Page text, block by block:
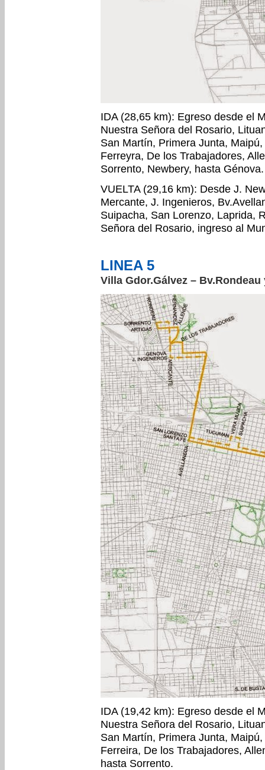
IDA (28,65 km): Egreso desde el
Nuestra Señora del Rosario,
San Martín, Primera Junta,
Ferreyra, De los Trabajadores,
Sorrento, Newbery, hasta Génova.
VUELTA (29,16 km): Desde J.
Mercante, J. Ingenieros,
Suipacha, San Lorenzo, Laprida,
Señora del Rosario, ingreso al
LINEA 5
Villa Gdor.Gálvez –
IDA (19,42 km): Egreso desde el
Nuestra Señora del Rosario,
San Martín, Primera Junta,
Ferreira, De los Trabajadores,
hasta Sorrento.